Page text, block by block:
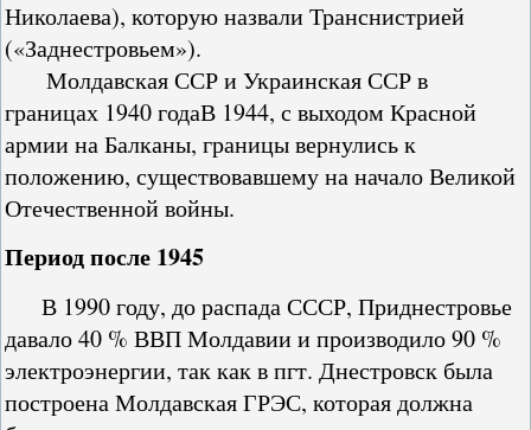
Николаева), которую назвали Транснистрией
(«Заднестровьем»).
Молдавская ССР и Украинская ССР в
границах 1940 годаВ 1944, с выходом Красной
армии на Балканы, границы вернулись к
положению, существовавшему на начало Великой
Отечественной войны.
Период после 1945
В 1990 году, до распада СССР, Приднестровье
давало 40 % ВВП Молдавии и производило 90 %
электроэнергии, так как в пгт. Днестровск была
построена Молдавская ГРЭС, которая должна